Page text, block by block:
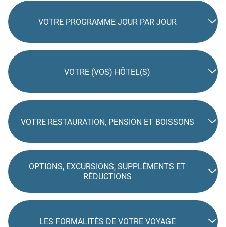
VOTRE PROGRAMME JOUR PAR JOUR
VOTRE (VOS) HÔTEL(S)
VOTRE RESTAURATION, PENSION ET BOISSONS
OPTIONS, EXCURSIONS, SUPPLÉMENTS ET
RÉDUCTIONS
LES FORMALITÉS DE VOTRE VOYAGE